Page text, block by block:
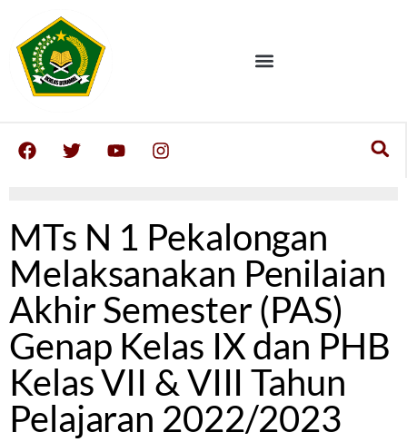
MTs N 1 Pekalongan
Melaksanakan Penilaian
Akhir Semester (PAS)
Genap Kelas IX dan PHB
Kelas VII & VIII Tahun
Pelajaran 2022/2023